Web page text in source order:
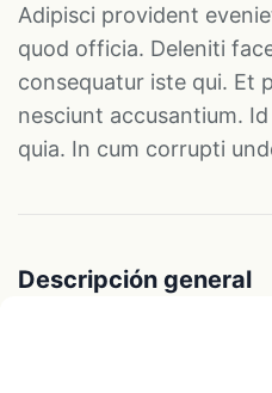
Adipisci provident
quod officia. Deleniti
consequatur iste qui. Et
nesciunt accusantium.
quia. In cum corrupti
Descripción general